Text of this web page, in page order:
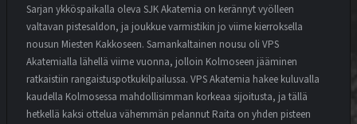
Sarjan ykköspaikalla oleva SJK Akatemia on kerännyt vyölleen
valtavan pistesaldon, ja joukkue varmistikin jo viime kierroksella
nousun Miesten Kakkoseen. Samankaltainen nousu oli VPS
Akatemialla lähellä viime vuonna, jolloin Kolmoseen jääminen
ratkaistiin rangaistuspotkukilpailussa. VPS Akatemia hakee kuluvalla
kaudella Kolmosessa mahdollisimman korkeaa sijoitusta, ja tällä
hetkellä kaksi ottelua vähemmän pelannut Raita on yhden pisteen